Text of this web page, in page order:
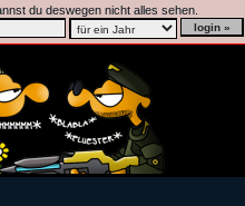
du deswegen nicht alles sehen.